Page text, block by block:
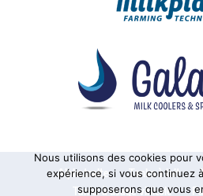
Alphatraite Tanks à lait
Tanks à usage vinicole
Nous utilisons des cookies pour
expérience, si vous continuez
supposerons que vous